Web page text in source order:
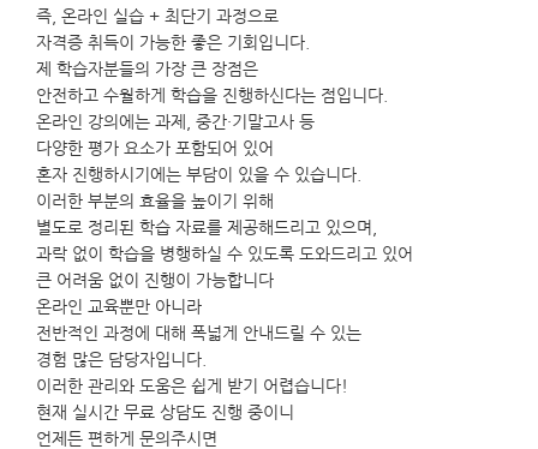
즉, 온라인 실습 + 최단기 과정으로
자격증 취득이 가능한 좋은 기회입니다.
제 학습자분들의 가장 큰 장점은
안전하고 수월하게 학습을 진행하신다는 점입니다.
온라인 강의에는 과제, 중간·기말고사 등
다양한 평가 요소가 포함되어 있어
혼자 진행하시기에는 부담이 있을 수 있습니다.
이러한 부분의 효율을 높이기 위해
별도로 정리된 학습 자료를 제공해드리고 있으며,
과락 없이 학습을 병행하실 수 있도록 도와드리고 있어
큰 어려움 없이 진행이 가능합니다
온라인 교육뿐만 아니라
전반적인 과정에 대해 폭넓게 안내드릴 수 있는
경험 많은 담당자입니다.
이러한 관리와 도움은 쉽게 받기 어렵습니다!
현재 실시간 무료 상담도 진행 중이니
언제든 편하게 문의주시면